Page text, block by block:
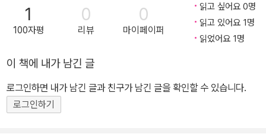
1
100자평
0
리뷰
0
마이페이퍼
읽고 싶어요 0명
읽고 있어요 1명
읽었어요 1명
이 책에 내가 남긴 글
로그인하면 내가 남긴 글과 친구가 남긴 글을 확인할 수 있습니다.
로그인하기